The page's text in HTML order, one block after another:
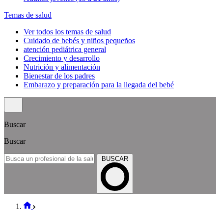
Temas de salud
Ver todos los temas de salud
Cuidado de bebés y niños pequeños
atención pediátrica general
Crecimiento y desarrollo
Nutrición y alimentación
Bienestar de los padres
Embarazo y preparación para la llegada del bebé
Buscar
Buscar
BUSCAR